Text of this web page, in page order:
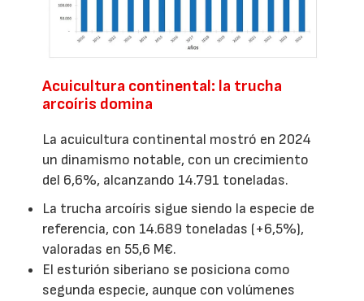
Acuicultura continental: la trucha
arcoíris domina
La acuicultura continental mostró en 2024
un dinamismo notable, con un crecimiento
del 6,6%, alcanzando 14.791 toneladas.
La trucha arcoíris sigue siendo la especie de
referencia, con 14.689 toneladas (+6,5%),
valoradas en 55,6 M€.
El esturión siberiano se posiciona como
segunda especie, aunque con volúmenes